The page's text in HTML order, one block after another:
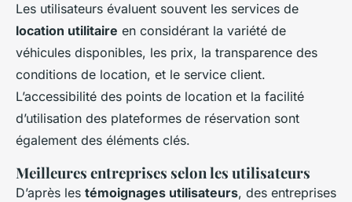
Les utilisateurs évaluent souvent les services de
location utilitaire en considérant la variété de
véhicules disponibles, les prix, la transparence des
conditions de location, et le service client.
L’accessibilité des points de location et la facilité
d’utilisation des plateformes de réservation sont
également des éléments clés.
Meilleures entreprises selon les utilisateurs
D’après les témoignages utilisateurs, des entreprises